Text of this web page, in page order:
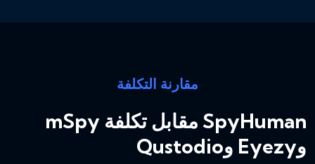
مقارنة التكلفة
SpyHuman مقابل تكلفة mSpy
وEyezy وQustodio